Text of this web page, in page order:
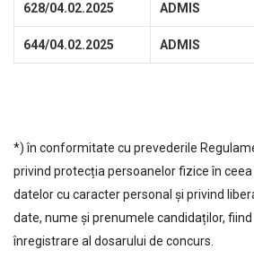
628/04.02.2025 ADMIS
644/04.02.2025 ADMIS
*) în conformitate cu prevederile
privind protecția persoanelor fizice în
datelor cu caracter personal și privind
date, nume și prenumele candidaților,
înregistrare al dosarului de concurs.